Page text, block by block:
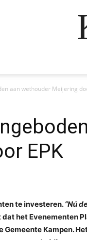
aan wethouder Meijering
EPK
te investeren.“Nú
het Evenementen
Kampen.